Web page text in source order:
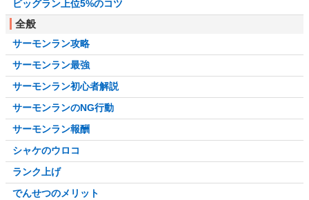
フデおすすめ
チャージャーおすすめ
スロッシャーおすすめ
スピナーおすすめ
マニューバーおすすめ
シェルターおすすめ
ストリンガーおすすめ
ワイパーおすすめ
ビッグラン上位5%のコツ
全般
サーモンラン攻略
サーモンラン最強
サーモンラン初心者解説
サーモンランのNG行動
サーモンラン報酬
シャケのウロコ
ランク上げ
でんせつのメリット